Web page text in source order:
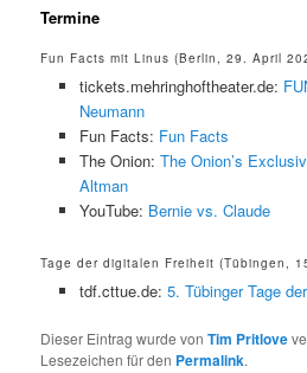
Termine
Fun Facts mit Linus (Berlin, 29. April
tickets.mehringhoftheater.de:
Neumann
Fun Facts: Fun Facts
The Onion: The Onion’s
Altman
YouTube: Bernie vs. Claude
Tage der digitalen Freiheit (Tübingen,
tdf.cttue.de: 5. Tübinger Tage
Dieser Eintrag wurde vonTim Pritlove
Lesezeichen für den Permalink.